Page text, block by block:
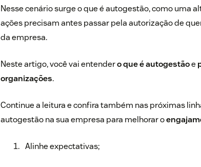
Nesse cenário surge o que é autogestão, como uma
ações precisam antes passar pela autorização de
da empresa.
Neste artigo, você vai entendero que é autogestãoe
organizações.
Continue a leitura e confira também nas próximas
autogestão na sua empresa para melhorar o
Alinhe expectativas;